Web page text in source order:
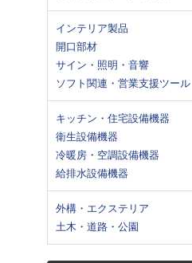
インテリア製品
開口部材
サイン・照明・音響
ソフト関連・営業支援ツール
キッチン・住宅設備機器
衛生設備機器
冷暖房・空調設備機器
給排水設備機器
外構・エクステリア
土木・道路・公園